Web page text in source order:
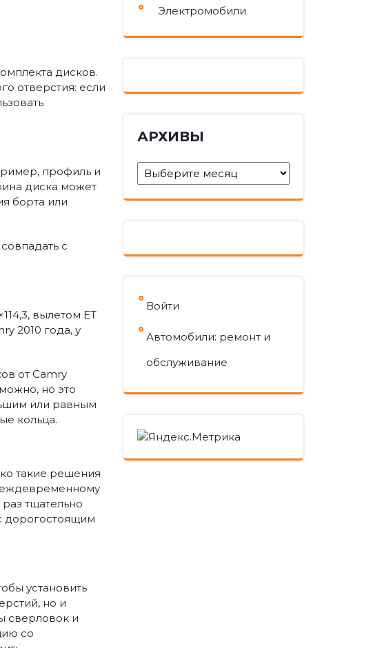
дисков.
отверстия: если
профиль и
диска может
борта или
с
вылетом ET
2010 года, у
от Camry
но это
или равным
кольца.
такие решения
тщательно
дорогостоящим
установить
но и
сверловок и
со
Электромобили
АРХИВЫ
Архивы
Войти
Автомобили: ремонт и
обслуживание